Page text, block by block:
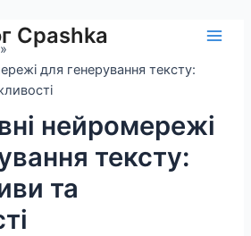
Cpashka
для генерування тексту:
нейромережі
тексту:
та